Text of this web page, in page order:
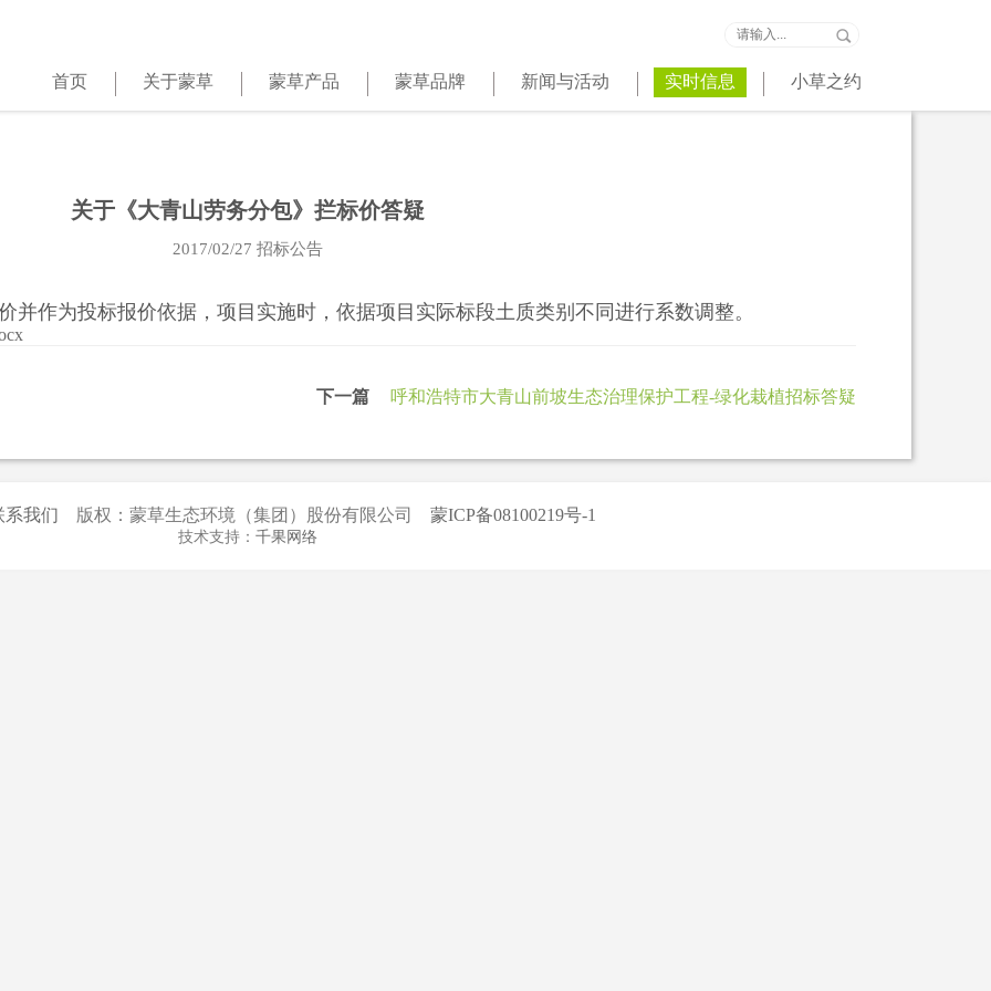
首页 关于蒙草 蒙草产品 蒙草品牌 新闻与活动 实时信息 小草之约
关于《大青山劳务分包》拦标价答疑
2017/02/27 招标公告
并作为投标报价依据，项目实施时，依据项目实际标段土质类别不同进行系数调整。
下一篇 呼和浩特市大青山前坡生态治理保护工程-绿化栽植招标答疑
系我们 版权：蒙草生态环境（集团）股份有限公司 蒙ICP备08100219号-1
技术支持： 千果网络